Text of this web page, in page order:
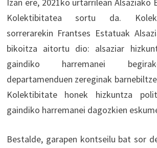
Izan ere, 2021ko urtarrilean Alsaziako
Kolektibitatea sortu da.
sorrerarekin Frantses Estatuak
bikoitza aitortu dio: alsaziar
gaindiko harremanei
departamenduen zereginak
Kolektibitate honek hizkuntza
gaindiko harremanei dagozkien
Bestalde, garapen kontseilu bat sor